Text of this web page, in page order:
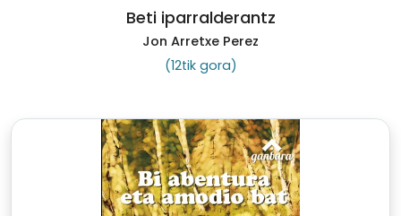
Beti iparralderantz
Jon Arretxe Perez
(12tik gora)